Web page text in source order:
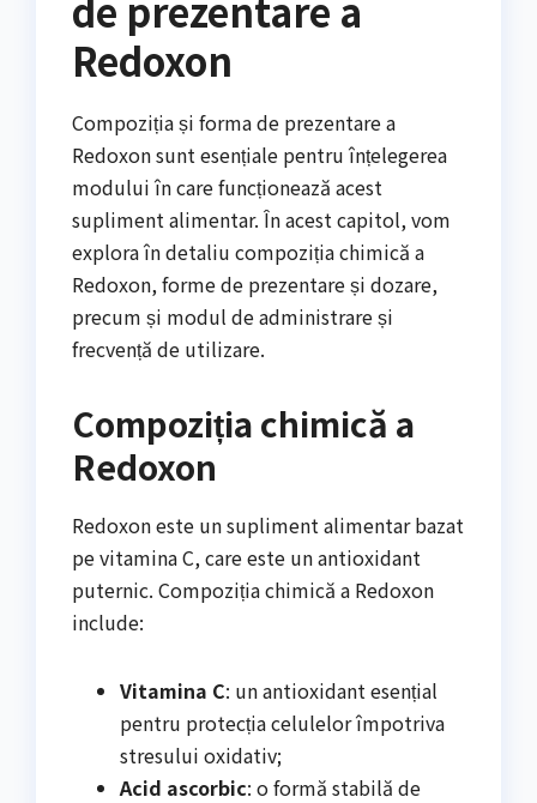
Redoxon
Compoziția și forma de prezentare a
Redoxon sunt esențiale pentru înțelegerea
modului în care funcționează acest
supliment alimentar. În acest capitol, vom
explora în detaliu compoziția chimică a
Redoxon, forme de prezentare și dozare,
precum și modul de administrare și
frecvență de utilizare.
Compoziția chimică a
Redoxon
Redoxon este un supliment alimentar bazat
pe vitamina C, care este un antioxidant
puternic. Compoziția chimică a Redoxon
include:
Vitamina C: un antioxidant esențial
pentru protecția celulelor împotriva
stresului oxidativ;
Acid ascorbic: o formă stabilă de